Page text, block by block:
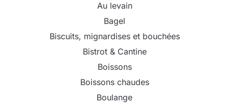
Au levain
Bagel
Biscuits, mignardises et bouchées
Bistrot & Cantine
Boissons
Boissons chaudes
Boulange